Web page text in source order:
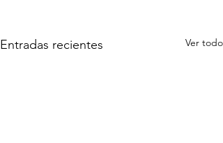
Entradas recientes Ver todo